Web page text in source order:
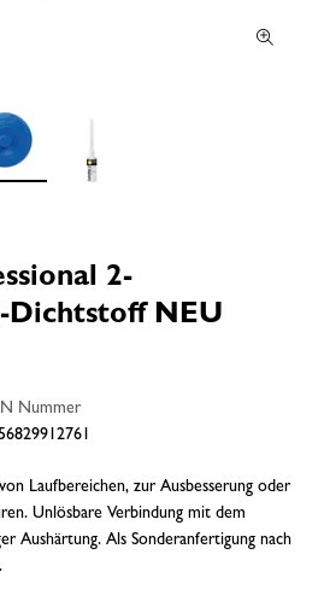
2-
Dichtstoff NEU
Nummer
Laufbereichen, zur Ausbesserung oder
Unlösbare Verbindung mit dem
Aushärtung. Als Sonderanfertigung nach